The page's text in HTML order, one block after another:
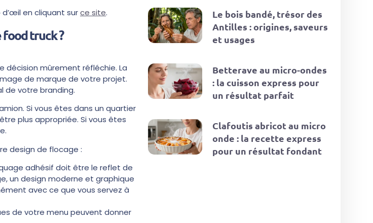
en cliquant surce site.
truck ?
décision mûrement réfléchie. La
de marque de votre projet.
de votre branding.
Si vous êtes dans un quartier
plus appropriée. Si vous êtes
design de flocage :
adhésif doit être le reflet de
un design moderne et graphique
avec ce que vous servez à
de votre menu peuvent donner
Le bois bandé, trésor des
Antilles : origines, saveurs
et usages
Betterave au micro-ondes
: la cuisson express pour
un résultat parfait
Clafoutis abricot au micro
onde : la recette express
pour un résultat fondant